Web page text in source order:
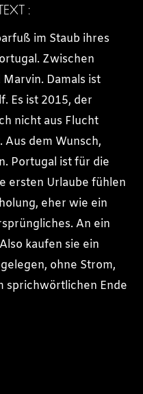
:
im Staub ihres
Zwischen
Damals ist
Es ist 2015, der
nicht aus Flucht
Aus dem Wunsch,
Portugal ist für die
ersten Urlaube fühlen
eher wie ein
An ein
kaufen sie ein
ohne Strom,
sprichwörtlichen Ende